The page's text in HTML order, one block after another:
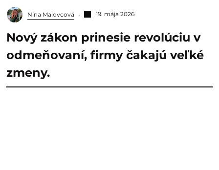
Nina Malovcová 19. mája 2026
Nový zákon prinesie revolúciu v
odmeňovaní, firmy čakajú veľké
zmeny.